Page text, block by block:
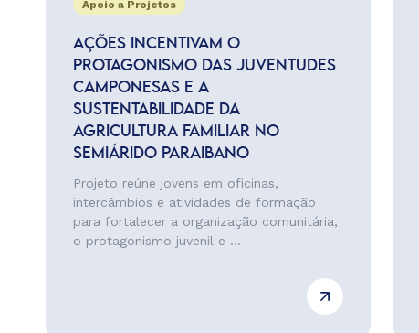
Apoio a Projetos
AÇÕES INCENTIVAM O
PROTAGONISMO DAS JUVENTUDES
CAMPONESAS E A
SUSTENTABILIDADE DA
AGRICULTURA FAMILIAR NO
SEMIÁRIDO PARAIBANO
Projeto reúne jovens em oficinas,
intercâmbios e atividades de formação
para fortalecer a organização comunitária,
o protagonismo juvenil e ...